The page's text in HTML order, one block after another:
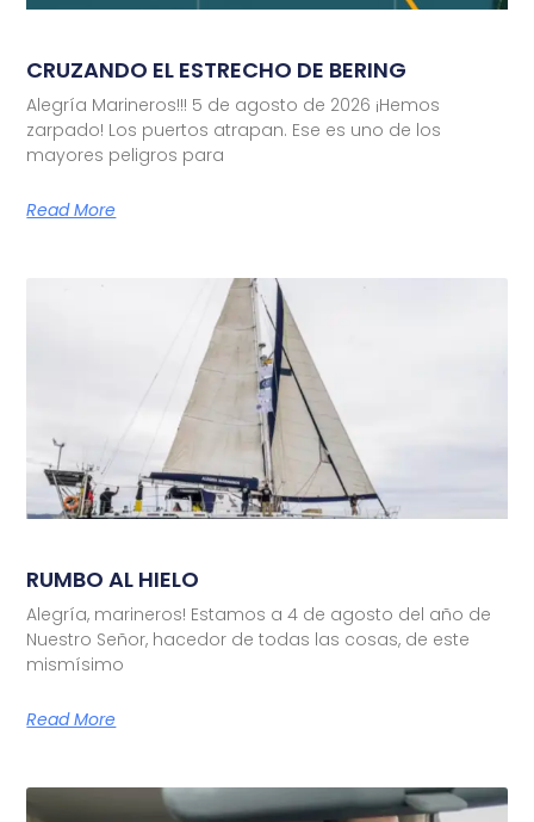
CRUZANDO EL ESTRECHO DE BERING
Alegría Marineros!!! 5 de agosto de 2026 ¡Hemos
zarpado! Los puertos atrapan. Ese es uno de los
mayores peligros para
Read More
RUMBO AL HIELO
Alegría, marineros! Estamos a 4 de agosto del año de
Nuestro Señor, hacedor de todas las cosas, de este
mismísimo
Read More